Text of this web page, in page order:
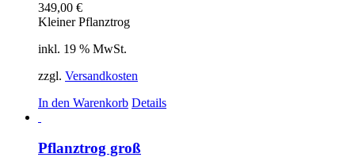
349,00 €
Kleiner Pflanztrog
inkl. 19 % MwSt.
zzgl. Versandkosten
In den Warenkorb Details
Pflanztrog groß